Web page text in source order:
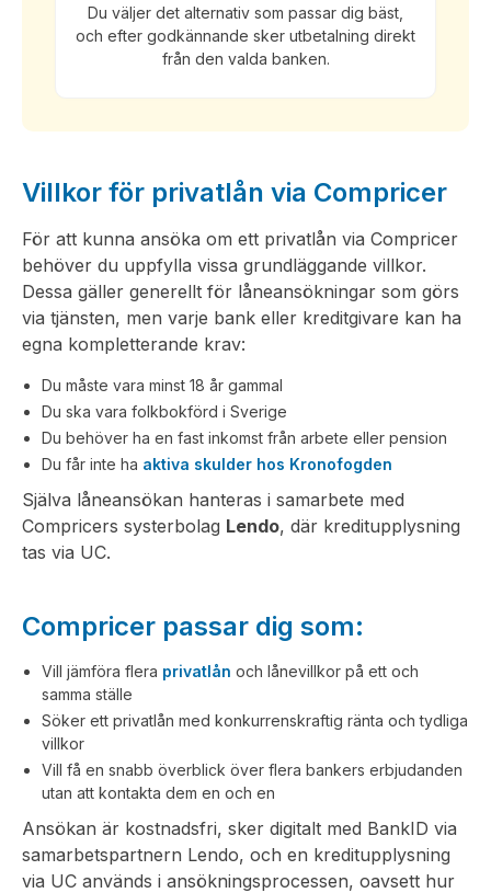
Du väljer det alternativ som passar dig bäst,
och efter godkännande sker utbetalning direkt
från den valda banken.
Villkor för privatlån via Compricer
För att kunna ansöka om ett privatlån via Compricer
behöver du uppfylla vissa grundläggande villkor.
Dessa gäller generellt för låneansökningar som görs
via tjänsten, men varje bank eller kreditgivare kan ha
egna kompletterande krav:
Du måste vara minst 18 år gammal
Du ska vara folkbokförd i Sverige
Du behöver ha en fast inkomst från arbete eller pension
Du får inte ha aktiva skulder hos Kronofogden
Själva låneansökan hanteras i samarbete med
Compricers systerbolag Lendo, där kreditupplysning
tas via UC.
Compricer passar dig som:
Vill jämföra flera privatlån och lånevillkor på ett och
samma ställe
Söker ett privatlån med konkurrenskraftig ränta och tydliga
villkor
Vill få en snabb överblick över flera bankers erbjudanden
utan att kontakta dem en och en
Ansökan är kostnadsfri, sker digitalt med BankID via
samarbetspartnern Lendo, och en kreditupplysning
via UC används i ansökningsprocessen, oavsett hur